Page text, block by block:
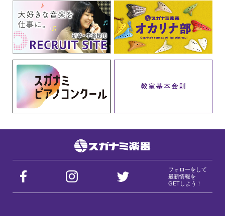
フォローをして
最新情報を
GETしよう！